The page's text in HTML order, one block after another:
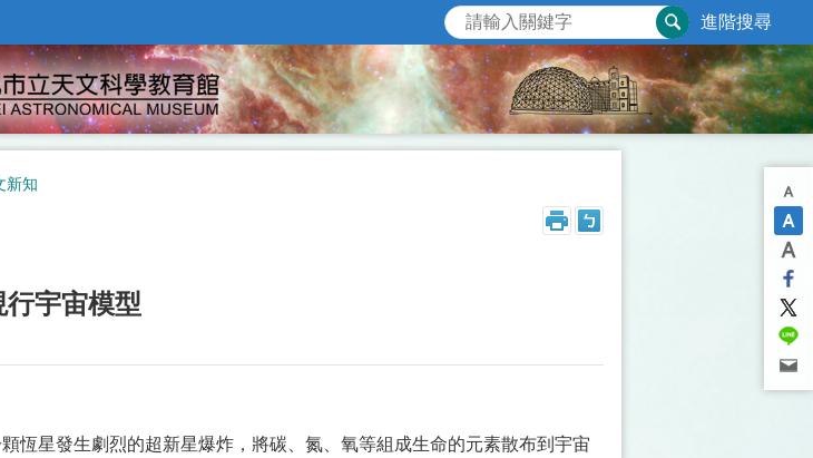
進階搜尋
新知
宇宙模型
恆星發生劇烈的超新星爆炸，將碳、氮、氧等組成生命的元素散布到宇宙